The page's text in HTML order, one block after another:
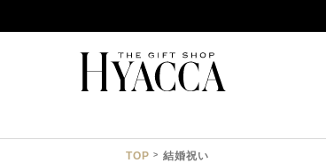
TOP 結婚祝い